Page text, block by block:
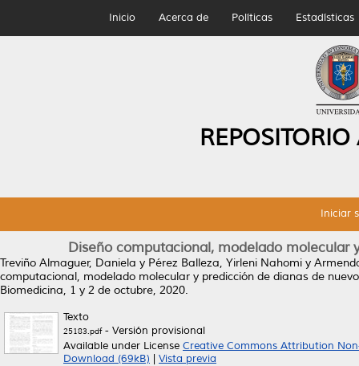
Inicio Acerca de Políticas Estadísticas
Iniciar
Diseño computacional, modelado molecular
Treviño Almaguer, Daniela y Pérez Balleza, Yirleni Nahomi y
computacional, modelado molecular y predicción de dianas de
Biomedicina, 1 y 2 de octubre, 2020.
Texto
25183.pdf- Versión provisional
Available under License Creative Commons Attribution
Download (69kB)
Vista previa